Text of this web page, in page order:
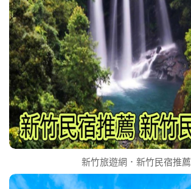
新竹旅遊網．新竹民宿推薦